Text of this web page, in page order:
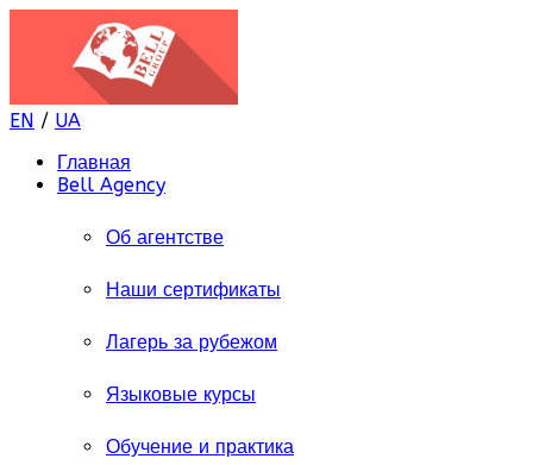
EN / UA
Главная
Bell Agency
Об агентстве
Наши сертификаты
Лагерь за рубежом
Языковые курсы
Обучение и практика